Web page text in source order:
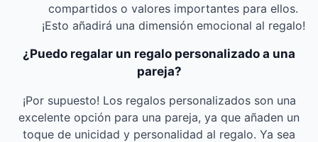
compartidos o valores importantes para ellos.
¡Esto añadirá una dimensión emocional al regalo!
¿Puedo regalar un regalo personalizado a una
pareja?
¡Por supuesto! Los regalos personalizados son una
excelente opción para una pareja, ya que añaden un
toque de unicidad y personalidad al regalo. Ya sea